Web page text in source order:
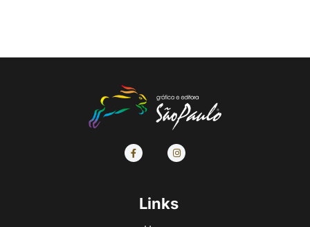
Links